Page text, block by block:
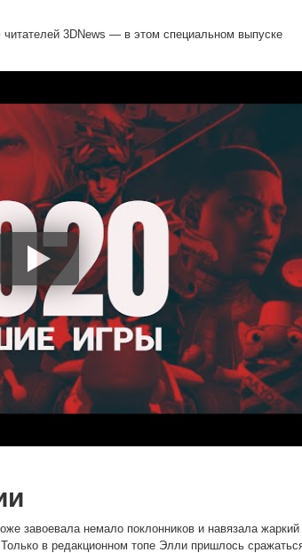
3DNews — в этом специальном выпуске
завоевала немало поклонников и навязала жаркий
в редакционном топе Элли пришлось